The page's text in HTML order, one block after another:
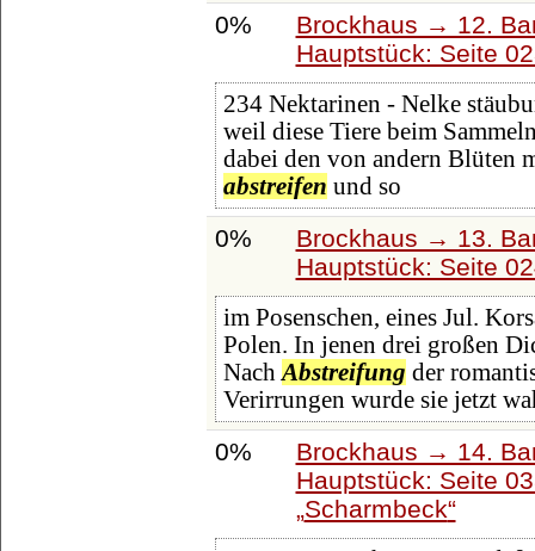
0%
Brockhaus → 12.
Hauptstück: Seite
234 Nektarinen - Nelke
weil diese Tiere beim
dabei den von andern Blüten
abstreifen und so
0%
Brockhaus → 13.
Hauptstück: Seite
im Posenschen, eines Jul.
Polen. In jenen drei großen
Nach Abstreifung der
Verirrungen wurde sie jetzt
0%
Brockhaus → 14.
Hauptstück: Seite
Scharmbeck